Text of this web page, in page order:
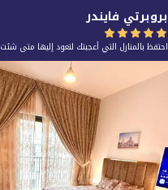
بروبرتي فايندر
احتفظ بالمنازل التي أعجبتك لتعود إليها متى شئت